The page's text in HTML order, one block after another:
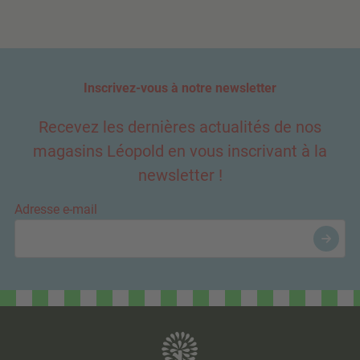
Inscrivez-vous à notre newsletter
Recevez les dernières actualités de nos
magasins Léopold en vous inscrivant à la
newsletter !
Adresse e-mail